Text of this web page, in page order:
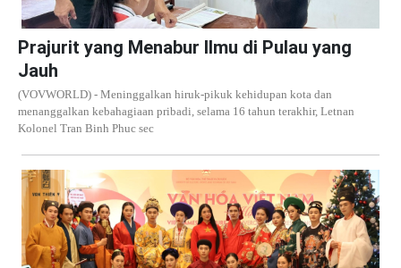
Prajurit yang Menabur Ilmu di Pulau yang
Jauh
(VOVWORLD) - Meninggalkan hiruk-pikuk kehidupan kota dan
menanggalkan kebahagiaan pribadi, selama 16 tahun terakhir, Letnan
Kolonel Tran Binh Phuc sec